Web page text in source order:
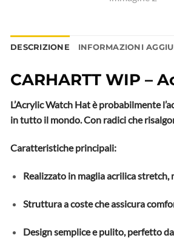
DESCRIZIONE INFORMAZIONI
CARHARTT WIP –
L’Acrylic Watch Hat è probabilmente
in tutto il mondo. Con radici che
Caratteristiche principali:
Realizzato in maglia acrilica
Struttura a coste che assicura
Design semplice e pulito, perfetto